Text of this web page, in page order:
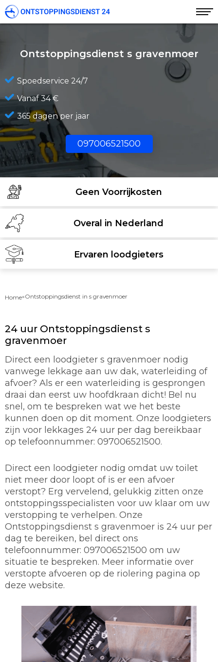
Ontstoppingsdienst s gravenmoer
Spoedservice 24/7
Vanaf 34 €
365 dagen per jaar
097006521500
Geen Voorrijkosten
Overal in Nederland
Ervaren loodgieters
Home»Ontstoppingsdienst in s gravenmoer
24 uur Ontstoppingsdienst s
gravenmoer
Direct een loodgieter s gravenmoer nodig
vanwege lekkage aan uw dak, waterleiding of
afvoer? Als er een waterleiding is gesprongen
draai dan eerst uw hoofdkraan dicht! Bel nu
snel, om te bespreken wat we het beste
kunnen doen op dit moment. Onze loodgieters
zijn voor lekkages 24 uur per dag bereikbaar
op telefoonnummer: 097006521500.
Direct een loodgieter nodig omdat uw toilet
niet meer door loopt of is er een afvoer
verstopt? Erg vervelend, gelukkig zitten onze
ontstoppingsspecialisten voor uw klaar om uw
verstopping te verhelpen. Onze
Ontstoppingsdienst s gravenmoer is 24 uur per
dag te bereiken, bel direct ons
telefoonnummer: 097006521500 om uw
situatie te bespreken. Meer informatie over
verstopte afvoeren op de riolering pagina op
deze website.